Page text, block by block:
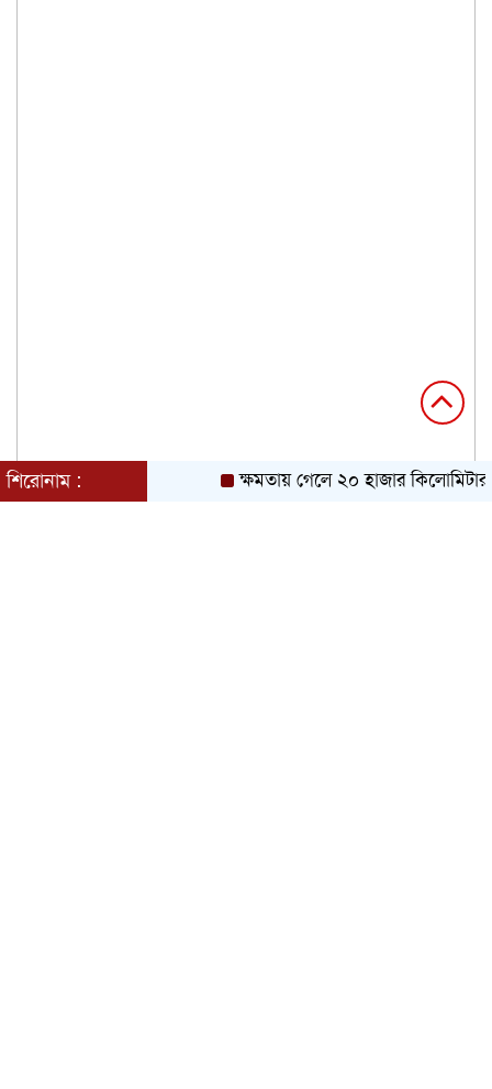
শিরোনাম : ক্ষমতায় গেলে ২০ হাজার কিলোমিটার